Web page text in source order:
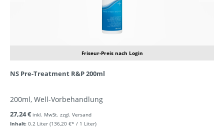
Friseur-Preis nach Login
NS Pre-Treatment R&P 200ml
200ml, Well-Vorbehandlung
Inhalt: 0.2 Liter (136,20 €* / 1 Liter)
27,24 € inkl. MwSt. zzgl. Versand